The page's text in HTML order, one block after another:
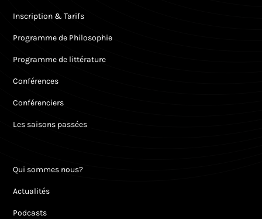
Inscription & Tarifs
Programme de Philosophie
Programme de littérature
Conférences
Conférenciers
Les saisons passées
Qui sommes nous?
Actualités
Podcasts